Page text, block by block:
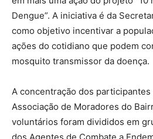
Dengue”. A iniciativa é da
como objetivo incentivar a
ações do cotidiano que podem
mosquito transmissor da doença.
A concentração dos
Associação de Moradores do
voluntários foram divididos em